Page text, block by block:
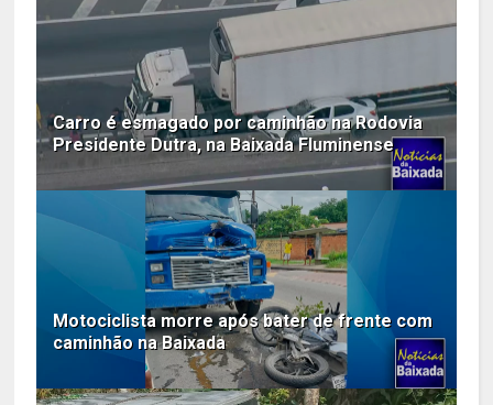
Carro é esmagado por caminhão na Rodovia
Presidente Dutra, na Baixada Fluminense
Motociclista morre após bater de frente com
caminhão na Baixada